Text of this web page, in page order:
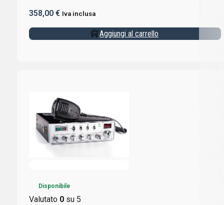
358,00 € Iva inclusa
Aggiungi al carrello
Disponibile
Valutato 0su 5